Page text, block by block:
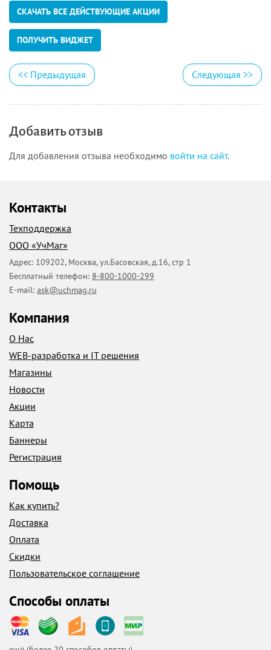
СКАЧАТЬ ВСЕ ДЕЙСТВУЮЩИЕ АКЦИИ
ПОЛУЧИТЬ ВИДЖЕТ
<< Предыдущая Следующая >>
Добавить отзыв
Для добавления отзыва необходимо войти на сайт.
Контакты
Техподдержка
ООО «УчМаг»
Адрес: 109202, Москва,ул.Басовская, д.16, стр 1
Бесплатный телефон: 8-800-1000-299
E-mail: ask@uchmag.ru
Компания
О Нас
WEB-разработка и IT решения
Магазины
Новости
Акции
Карта
Баннеры
Регистрация
Помощь
Как купить?
Доставка
Оплата
Скидки
Пользовательское соглашение
Способы оплаты